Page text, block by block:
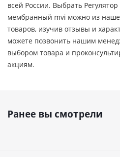
всей России. Выбрать
мембранный mvi можно из
товаров, изучив отзывы и
можете позвонить нашим
выбором товара и
акциям.
Ранее вы смотрели